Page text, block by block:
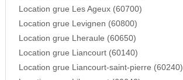
Location grue Les Ageux (60700)
Location grue Levignen (60800)
Location grue Lheraule (60650)
Location grue Liancourt (60140)
Location grue Liancourt-saint-pierre (60240)